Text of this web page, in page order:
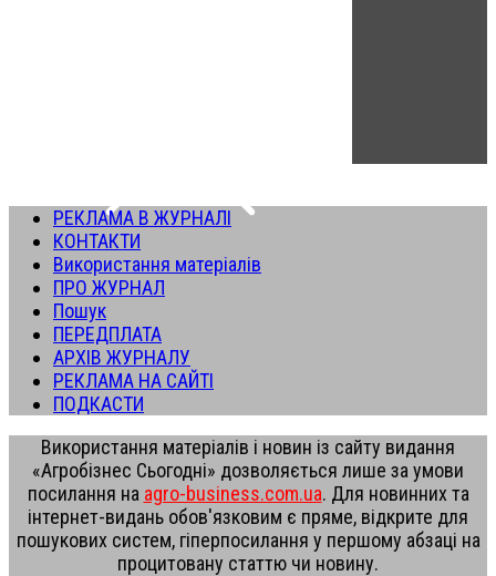
РЕКЛАМА В ЖУРНАЛІ
КОНТАКТИ
Використання матеріалів
ПРО ЖУРНАЛ
Пошук
ПЕРЕДПЛАТА
АРХІВ ЖУРНАЛУ
РЕКЛАМА НА САЙТІ
ПОДКАСТИ
Використання матеріалів і новин із сайту видання
«Агробізнес Сьогодні» дозволяється лише за умови
посилання на agro-business.com.ua. Для новинних та
інтернет-видань обов'язковим є пряме, відкрите для
пошукових систем, гіперпосилання у першому абзаці на
процитовану статтю чи новину.